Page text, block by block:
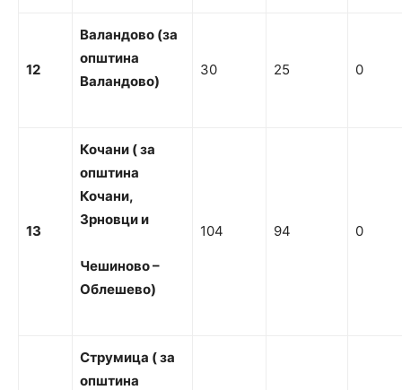
12
Валандово (за
општина
Валандово)
30 25 0
13
Кочани ( за
општина
Кочани,
Зрновции
Чешиново–
Облешево)
104 94 0
Струмица ( за
општина